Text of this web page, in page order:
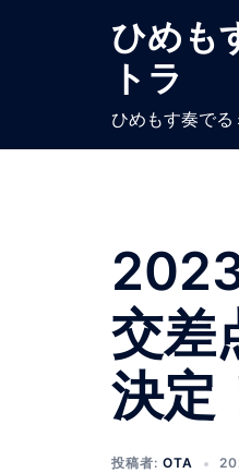
ひめも
トラ
ひめもす奏でる
交差
決定
投稿者: OTA